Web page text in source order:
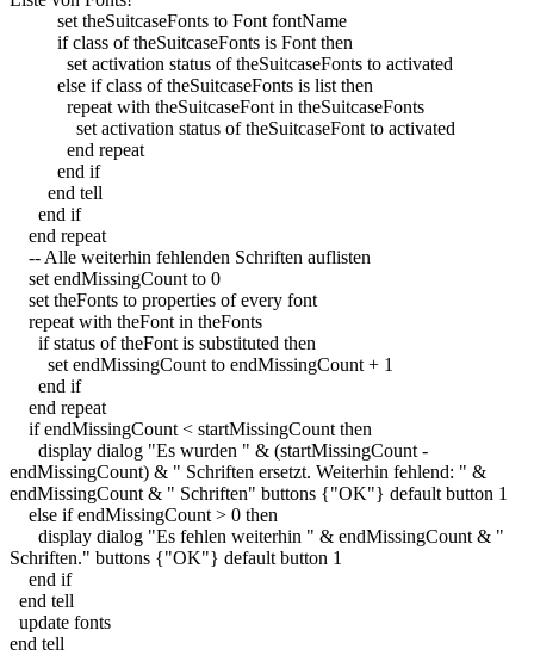
set theSuitcaseFonts to Font fontName
ifclass oftheSuitcaseFonts is Font then
set activation status oftheSuitcaseFonts to activated
else ifclass oftheSuitcaseFonts is list then
repeat with theSuitcaseFont in theSuitcaseFonts
set activation status oftheSuitcaseFont to activated
end repeat
end if
end tell
end if
end repeat
-- Alle weiterhin fehlenden Schriften auflisten
set endMissingCount to 0
set theFonts to properties of every font
repeat with theFont in theFonts
ifstatus oftheFont is substituted then
set endMissingCount to endMissingCount + 1
end if
end repeat
ifendMissingCount < startMissingCount then
display dialog "Es wurden " & (startMissingCount -
endMissingCount) & " Schriften ersetzt. Weiterhin fehlend: " &
endMissingCount & " Schriften" buttons {"OK"} default button 1
else ifendMissingCount > 0 then
display dialog "Es fehlen weiterhin " & endMissingCount & "
Schriften." buttons {"OK"} default button 1
end if
end tell
update fonts
end tell